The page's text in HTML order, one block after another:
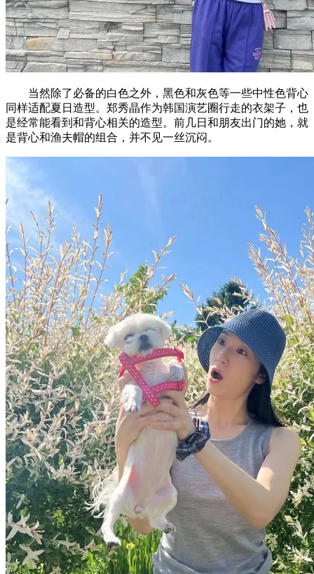
当然除了必备的白色之外，黑色和灰色等一些中性色背心
同样适配夏日造型。郑秀晶作为韩国演艺圈行走的衣架子，也
是经常能看到和背心相关的造型。前几日和朋友出门的她，就
是背心和渔夫帽的组合，并不见一丝沉闷。